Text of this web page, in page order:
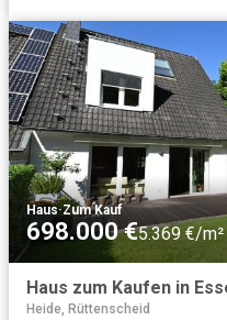
Haus·Zum Kauf
698.000 €5.369 €/m²
Haus zum Kaufen in
Heide, Rüttenscheid